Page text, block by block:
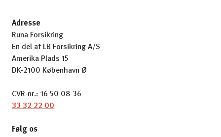
Adresse
Runa Forsikring
En del af LB Forsikring A/S
Amerika Plads 15
DK-2100 København Ø
CVR-nr.: 16 50 08 36
33 32 22 00
Følg os